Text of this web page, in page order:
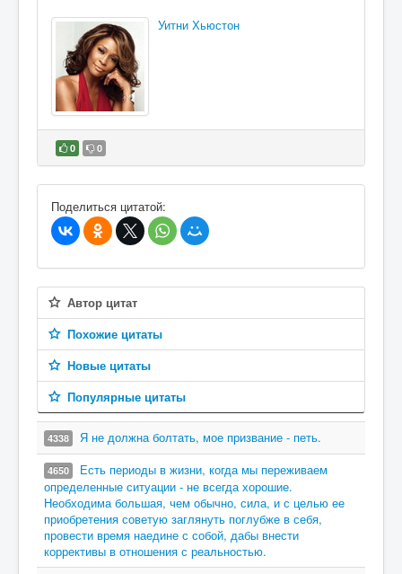
Уитни Хьюстон
0 0
В избранное
Поделиться цитатой:
Автор цитат
Похожие цитаты
Новые цитаты
Популярные цитаты
4338 Я не должна болтать, мое призвание - петь.
4650
Есть периоды в жизни, когда мы переживаем
определенные ситуации - не всегда хорошие.
Необходима большая, чем обычно, сила, и с целью ее
приобретения советую заглянуть поглубже в себя,
провести время наедине с собой, дабы внести
коррективы в отношения с реальностью.